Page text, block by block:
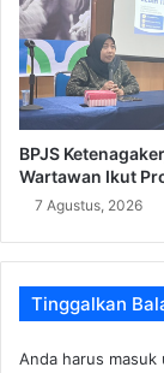
BPJS
Wartawan Ikut
7 Agustus, 2026
Tinggalkan
Anda harus masuk